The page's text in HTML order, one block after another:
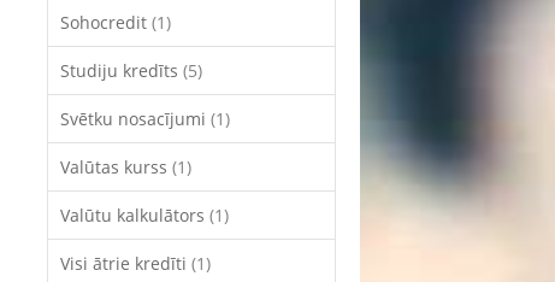
Sohocredit (1)
Studiju kredīts (5)
Svētku nosacījumi (1)
Valūtas kurss (1)
Valūtu kalkulātors (1)
Visi ātrie kredīti (1)